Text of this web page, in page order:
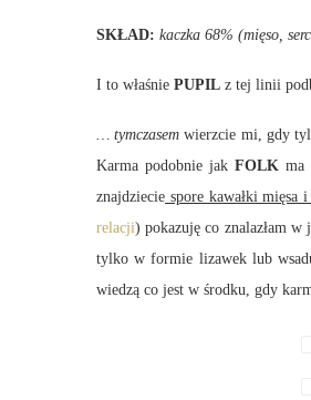
SKŁAD: kaczka 68% (mięso,
I to właśnie PUPIL z tej linii
… tymczasem wierzcie mi, gdy
Karma podobnie jakFOLK ma
znajdziecie spore kawałki mięsa
relacji) pokazuję co znalazłam
tylko w formie lizawek lub
wiedzą co jest w środku, gdy